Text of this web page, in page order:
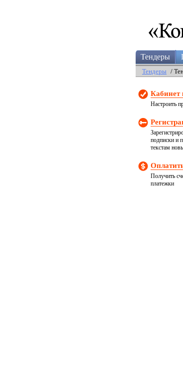
Тендеры
Тендеры /
Кабинет
Настроить
подписки и
текстам
Получить
платежки